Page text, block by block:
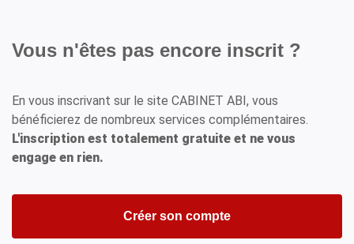
Vous n'êtes pas encore inscrit ?
En vous inscrivant sur le site CABINET ABI, vous
bénéficierez de nombreux services complémentaires.
L'inscription est totalement gratuite et ne vous
engage en rien.
Créer son compte